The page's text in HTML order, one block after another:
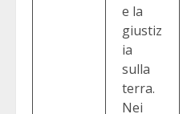
e la
giustiz
ia
sulla
terra.
Nei